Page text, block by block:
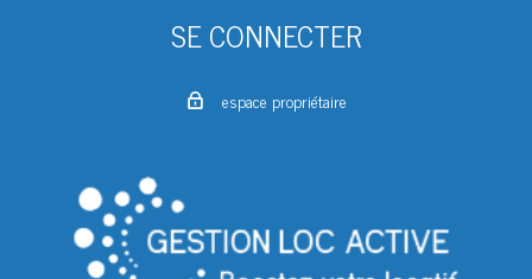
SE CONNECTER
espace propriétaire